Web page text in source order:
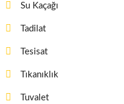
Su Kaçağı
Tadilat
Tesisat
Tıkanıklık
Tuvalet